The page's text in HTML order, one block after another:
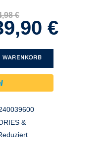
€
€
€
WARENKORB
&